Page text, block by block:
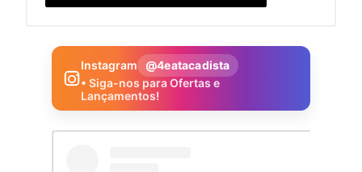
Instagram
@4eatacadista
• Siga-nos para Ofertas e
Lançamentos!